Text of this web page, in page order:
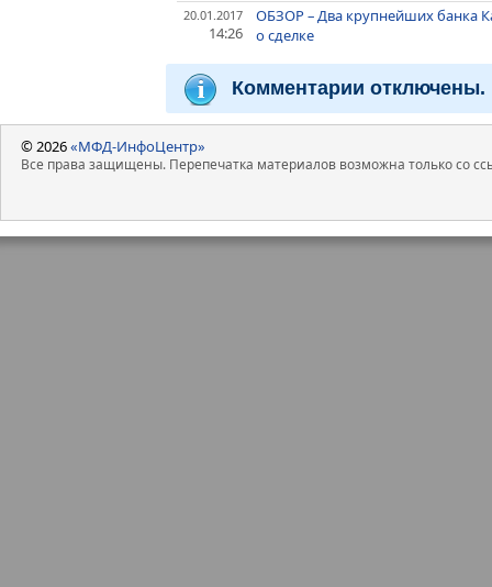
20.01.2017
14:26
ОБЗОР – Два крупнейших банка
о сделке
Комментарии отключены.
© 2026«МФД-ИнфоЦентр»
Все права защищены. Перепечатка материалов возможна только со